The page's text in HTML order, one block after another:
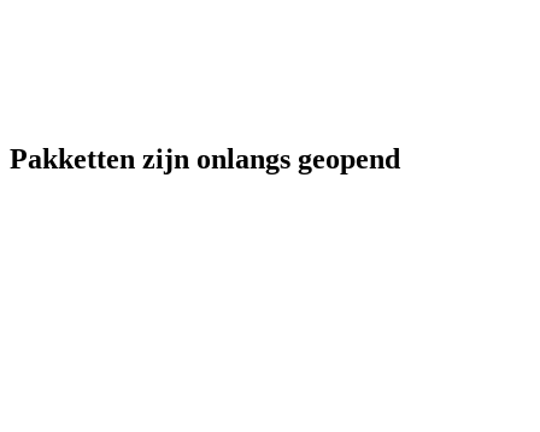
Pakketten zijn onlangs geopend